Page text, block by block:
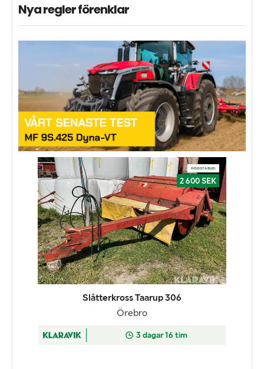
Nya regler förenklar